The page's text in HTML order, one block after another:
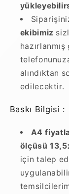
ekibimiz
alındıktan
edilecektir.
Baskı Bilgisi :
A4
ölçüsü
için talep